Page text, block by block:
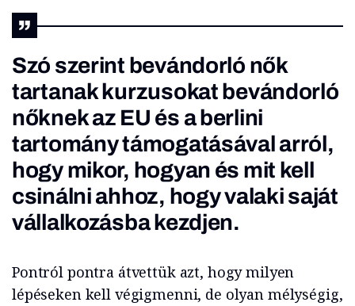
Szó szerint bevándorló nők
tartanak kurzusokat bevándorló
nőknek az EU és a berlini
tartomány támogatásával arról,
hogy mikor, hogyan és mit kell
csinálni ahhoz, hogy valaki saját
vállalkozásba kezdjen.
Pontról pontra átvettük azt, hogy milyen
lépéseken kell végigmenni, de olyan mélységig,